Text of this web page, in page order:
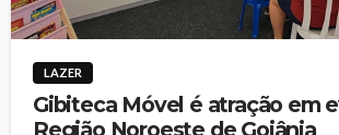
LAZER
Gibiteca Móvel é atração em